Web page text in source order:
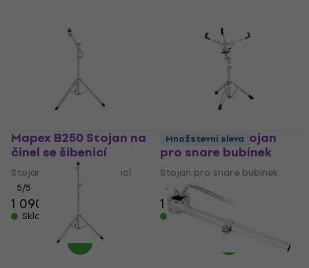
Mapex B250 Stojan na
činel se šibenicí
Stojan na činel se šibenicí
5/5
1 090 Kč
Skladem
Mapex S250 Stojan
pro snare bubínek
Stojan pro snare bubínek
4,8 /5
1 045 Kč
Skladem
Množstevní sleva